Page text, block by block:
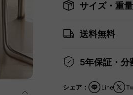
サイズ・重量
送料無料
5年保証・分
シェア： Line